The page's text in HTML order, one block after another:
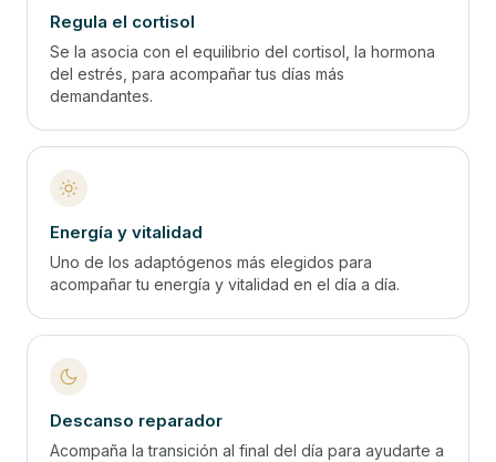
Regula el cortisol
Se la asocia con el equilibrio del cortisol, la hormona
del estrés, para acompañar tus días más
demandantes.
Energía y vitalidad
Uno de los adaptógenos más elegidos para
acompañar tu energía y vitalidad en el día a día.
Descanso reparador
Acompaña la transición al final del día para ayudarte a